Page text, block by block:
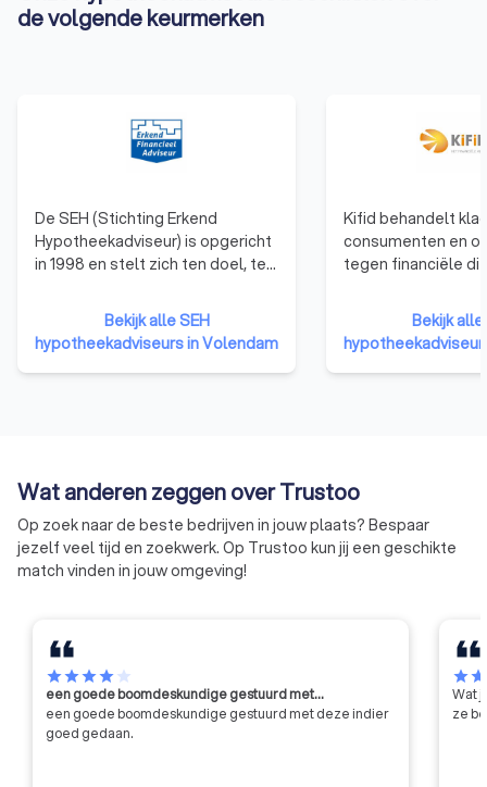
de volgende keurmerken
De SEH (Stichting Erkend
Hypotheekadviseur) is opgericht
in 1998 en stelt zich ten doel, ten
aan de consument, de
voorwaarden voor de financieel
adviseur te scheppen om zijn
vakbekwaamheid op een hoger
Bekijk alle SEH
hypotheekadviseurs in Volendam
Kifid behandelt
consumenten en
tegen financiële
klachteninstituut.
adviseurs en
aangesloten bij
rechter.
Bekijk
Wat anderen zeggen over Trustoo
Op zoek naar de beste bedrijven in jouw plaats? Bespaar
jezelf veel tijd en zoekwerk. Op Trustoo kun jij een geschikte
match vinden in jouw omgeving!
starstarstarstarstar
een goede boomdeskundige gestuurd met…
een goede boomdeskundige gestuurd met deze indier
goed gedaan.
starstar
Wat
ze